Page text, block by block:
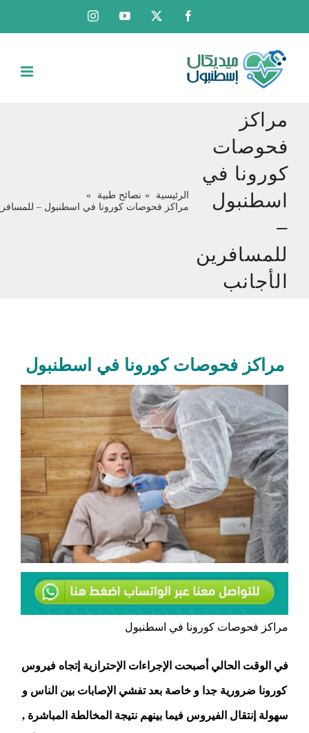
to
content
Facebook
X
YouTube
Instagram
مراكز
فحوصات
كورونا في
اسطنبول
–
للمسافرين
الأجانب
الرئيسية
نصائح طبية
مراكز فحوصات كورونا في اسطنبول –
مراكز فحوصات كورونا في اسطنبول
مراكز فحوصات كورونا في اسطنبول
في الوقت الحالي أصبحت الإجراءات الإحترازية إتجاه فيروس
كورونا ضرورية جدا و خاصة بعد تفشي الإصابات بين الناس و
سهولة إنتقال الفيروس فيما بينهم نتيجة المخالطة المباشرة ,